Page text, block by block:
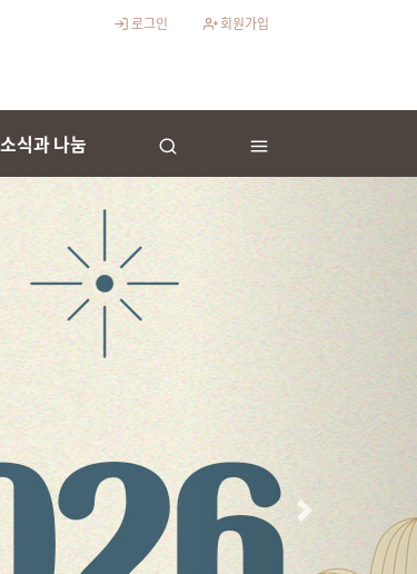
로그인 회원가입
소식과 나눔
다음